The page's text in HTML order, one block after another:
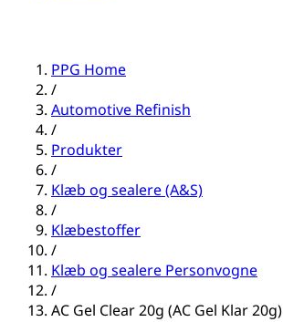
PPG Home
/
Automotive Refinish
/
Produkter
/
Klæb og sealere (A&S)
/
Klæbestoffer
/
Klæb og sealere Personvogne
/
AC Gel Clear 20g (AC Gel Klar 20g)